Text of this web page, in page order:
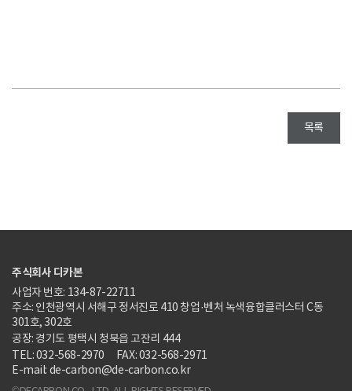
목록
주식회사 디카본
사업자 번호: 134-87-22711
주소: 인천광역시 서해구 정서진로 410 창업·벤처 녹색융합클러스터 C동
301호, 302호
공장: 경기도 평택시 청북읍 고잔리 444
TEL: 032-568-2970
FAX: 032-568-2971
E-mail: de-carbon@de-carbon.co.kr